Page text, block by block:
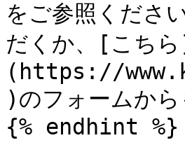
をご参照くださ
だくか、[こちら
(https://
)のフォームか
{% endhint %}